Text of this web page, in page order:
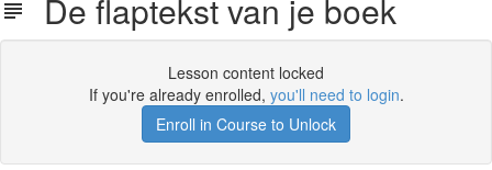
De flaptekst van je boek
Lesson content locked
If you're already enrolled, you'll need to login.
Enroll in Course to Unlock